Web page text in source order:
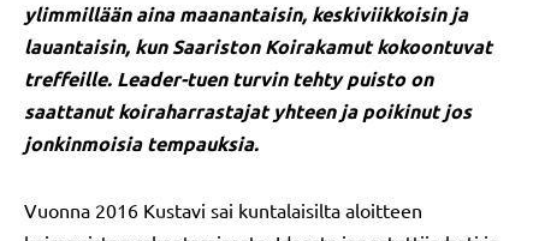
ylimmillään aina maanantaisin, keskiviikkoisin ja
lauantaisin, kun Saariston Koirakamut kokoontuvat
treffeille. Leader-tuen turvin tehty puisto on
saattanut koiraharrastajat yhteen ja poikinut jos
jonkinmoisia tempauksia.
Vuonna 2016 Kustavi sai kuntalaisilta aloitteen